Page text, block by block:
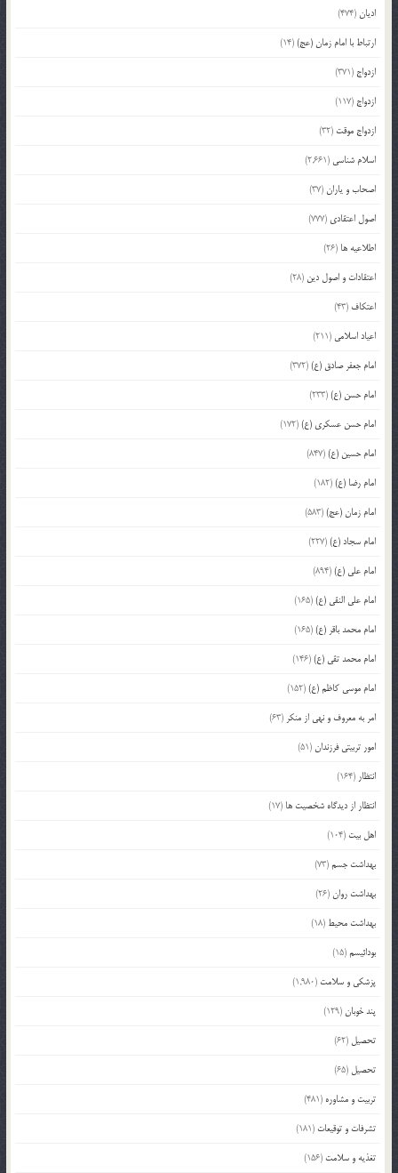
ادیان(474)
ارتباط با امام زمان (عج)(14)
ازدواج (371)
ازدواج (117)
ازدواج موقت (32)
اسلام شناسی (2,661)
اصحاب و یاران(37)
اصول اعتقادی (777)
اطلاعیه ها (26)
اعتقادات و اصول دین (28)
اعتکاف (43)
اعیاد اسلامی (211)
امام جعفر صادق (ع)(372)
امام حسن (ع)(233)
امام حسن عسکری (ع)(172)
امام حسین (ع)(847)
امام رضا (ع)(182)
امام زمان (عج)(583)
امام سجاد (ع)(227)
امام علی (ع)(894)
امام علی النقی (ع)(165)
امام محمد باقر (ع)(165)
امام محمد تقی (ع)(146)
امام موسی کاظم (ع)(152)
امر به معروف و نهی از منکر (63)
امور تربیتی فرزندان(51)
انتظار (164)
انتظار از دیدگاه شخصیت ها (17)
اهل بیت (104)
بهداشت جسم(73)
بهداشت روان(26)
بهداشت محیط (18)
بودائیسم(15)
پزشکی و سلامت (1,980)
پند خوبان(129)
تحصیل (62)
تحصیل (65)
تربیت و مشاوره (481)
تشرفات و توقیعات (181)
تغذیه و سلامت (156)